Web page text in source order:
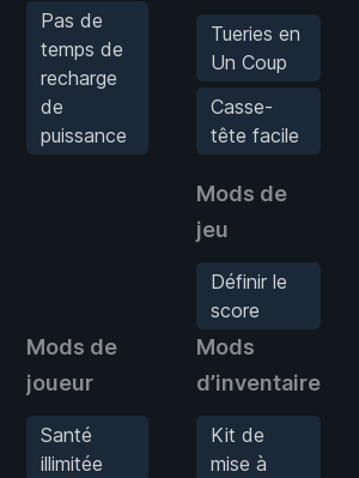
Pas de
temps de
recharge
de
puissance
Tueries en
Un Coup
Casse-
tête facile
Mods de
jeu
Définir le
score
Mods de
joueur
Santé
illimitée
Mods
d’inventaire
Kit de
mise à